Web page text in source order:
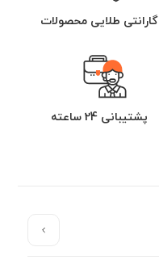
گارانتی طلایی محصولات
پشتیبانی 24 ساعته